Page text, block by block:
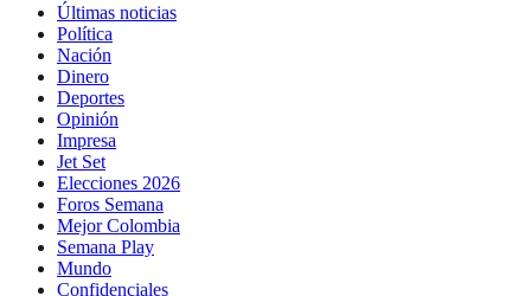
Últimas noticias
Política
Nación
Dinero
Deportes
Opinión
Impresa
Jet Set
Elecciones 2026
Foros Semana
Mejor Colombia
Semana Play
Mundo
Confidenciales